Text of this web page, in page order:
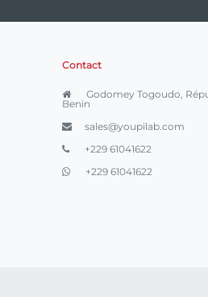
Contact
Godomey Togoudo,
Benin
sales@youpilab.com
+229 61041622
+229 61041622